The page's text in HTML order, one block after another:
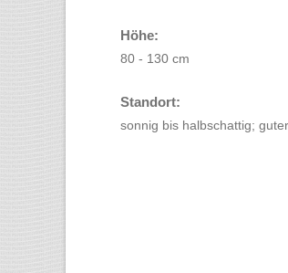
Höhe:
80 - 130 cm
Standort:
sonnig bis halbschattig;